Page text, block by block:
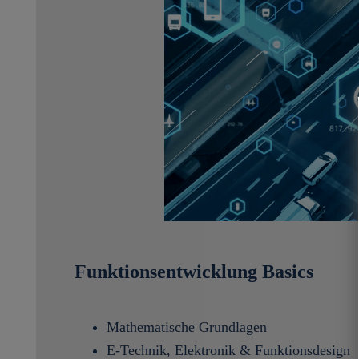
Funktionsentwicklung Basics
Mathematische Grundlagen
E-Technik, Elektronik & Funktionsdesign